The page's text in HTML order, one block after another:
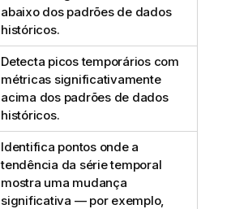
abaixo dos padrões de dados
históricos.
Detecta picos temporários com
métricas significativamente
acima dos padrões de dados
históricos.
Identifica pontos onde a
tendência da série temporal
mostra uma mudança
significativa — por exemplo,